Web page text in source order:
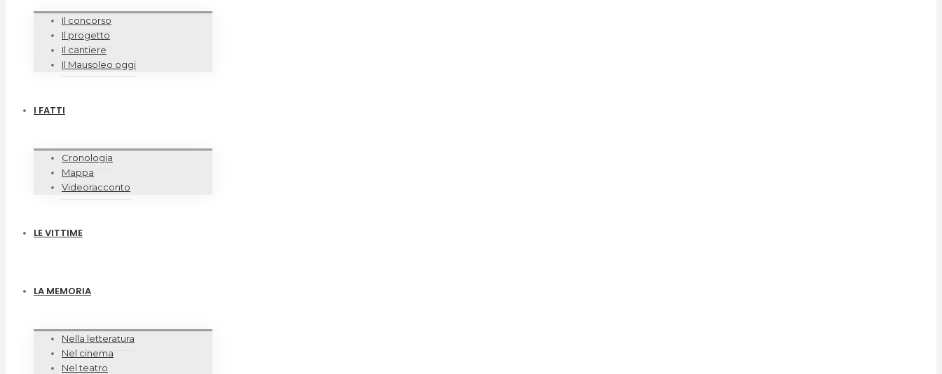
Il concorso
Il progetto
Il cantiere
Il Mausoleo oggi
I FATTI
Cronologia
Mappa
Videoracconto
LE VITTIME
LA MEMORIA
Nella letteratura
Nel cinema
Nel teatro